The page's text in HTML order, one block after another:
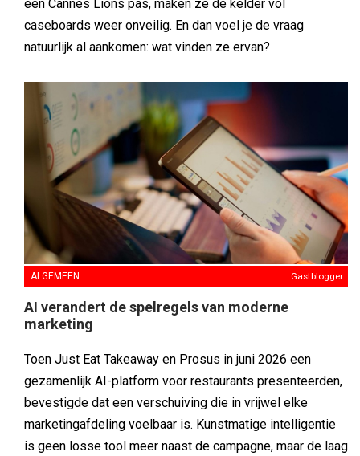
een Cannes Lions pas, maken ze de kelder vol
caseboards weer onveilig. En dan voel je de vraag
natuurlijk al aankomen: wat vinden ze ervan?
ALGEMEEN Gastblogger
AI verandert de spelregels van moderne
marketing
Toen Just Eat Takeaway en Prosus in juni 2026 een
gezamenlijk AI-platform voor restaurants presenteerden,
bevestigde dat een verschuiving die in vrijwel elke
marketingafdeling voelbaar is. Kunstmatige intelligentie
is geen losse tool meer naast de campagne, maar de laag